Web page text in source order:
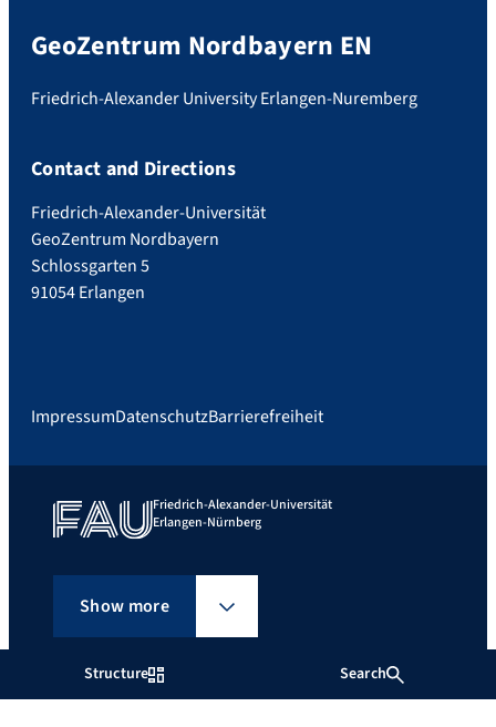
Structure Search
GeoZentrum Nordbayern EN
Friedrich-Alexander University Erlangen-Nuremberg
Contact and Directions
Friedrich-Alexander-Universität
GeoZentrum Nordbayern
Schlossgarten 5
91054 Erlangen
ImpressumDatenschutzBarrierefreiheit
Friedrich-Alexander-Universität
Erlangen-Nürnberg
Show more